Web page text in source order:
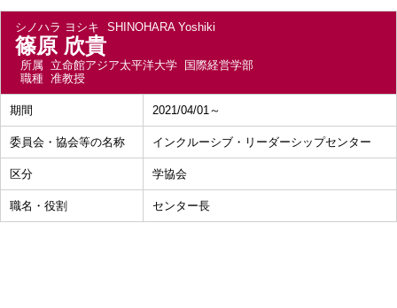
シノハラ ヨシキ SHINOHARA Yoshiki
篠原 欣貴
所属 立命館アジア太平洋大学 国際経営学部
職種 准教授
期間 2021/04/01～
委員会・協会等の名称 インクルーシブ・リーダーシップセンター
区分 学協会
職名・役割 センター長